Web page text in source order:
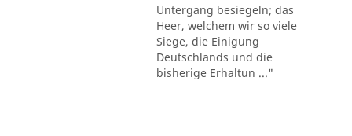
Untergang besiegeln; das
Heer, welchem wir so viele
Siege, die Einigung
Deutschlands und die
bisherige Erhaltun ..."